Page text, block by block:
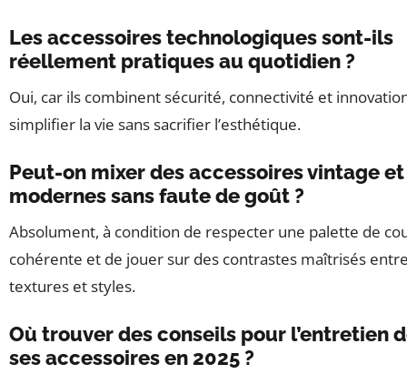
Les accessoires technologiques sont-ils
réellement pratiques au quotidien ?
Oui, car ils combinent sécurité, connectivité et
simplifier la vie sans sacrifier l’esthétique.
Peut-on mixer des accessoires vintage et
modernes sans faute de goût ?
Absolument, à condition de respecter une palette de
cohérente et de jouer sur des contrastes maîtrisés
textures et styles.
Où trouver des conseils pour l’entretien
ses accessoires en 2025 ?